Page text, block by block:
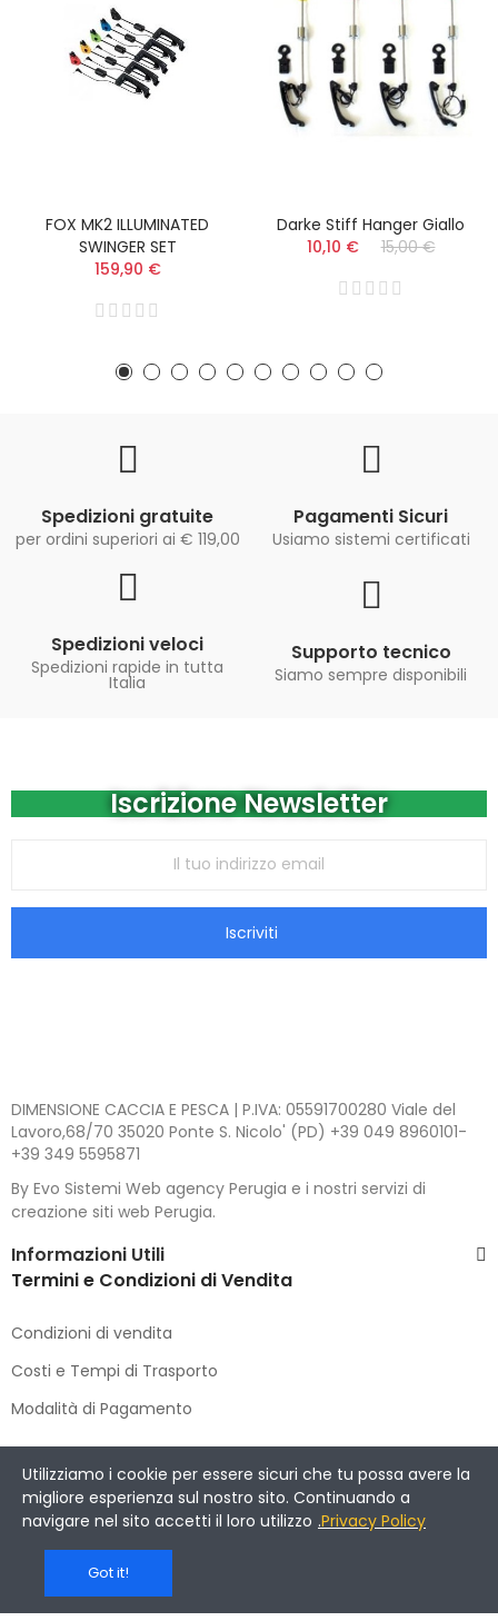
FOX MK2 ILLUMINATED
SWINGER SET
159,90 €
Darke Stiff Hanger Giallo
10,10 €
15,00 €
Spedizioni gratuite
per ordini superiori ai € 119,00
Pagamenti Sicuri
Usiamo sistemi certificati
Spedizioni veloci
Spedizioni rapide in tutta
Italia
Supporto tecnico
Siamo sempre disponibili
Iscrizione Newsletter
Iscriviti
DIMENSIONE CACCIA E PESCA | P.IVA: 05591700280 Viale del
Lavoro,68/70 35020 Ponte S. Nicolo' (PD) +39 049 8960101-
+39 349 5595871
By Evo Sistemi Web agency Perugia e i nostri servizi di
creazione siti web Perugia.
Informazioni Utili
Termini e Condizioni di Vendita
Condizioni di vendita
Costi e Tempi di Trasporto
Modalità di Pagamento
Copyright © 2021 DIMENSIONE CACCIA E PESCA. All Rights
Reserved.
Utilizziamo i cookie per essere sicuri che tu possa avere la
migliore esperienza sul nostro sito. Continuando a
navigare nel sito accetti il loro utilizzo .Privacy Policy
Got it!